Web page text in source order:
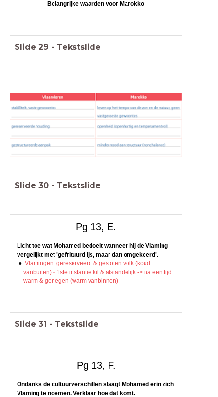
Belangrijke waarden voor Marokko
Slide 29 - Tekstslide
Slide 30 - Tekstslide
Pg 13, E.
Licht toe wat Mohamed bedoelt wanneer hij de Vlaming
vergelijkt met 'gefrituurd ijs, maar dan omgekeerd'.
Vlamingen: gereserveerd & gesloten volk (koud
vanbuiten) - 1ste instantie kil & afstandelijk -> na een tijd
warm & genegen (warm vanbinnen)
Slide 31 - Tekstslide
Pg 13, F.
Ondanks de cultuurverschillen slaagt Mohamed erin zich
Vlaming te noemen. Verklaar hoe dat komt.